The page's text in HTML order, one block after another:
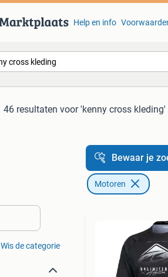
Help en info
46 resultaten voor 'kenny cross kleding'
Wis de categorie
Bewaar je
Motoren